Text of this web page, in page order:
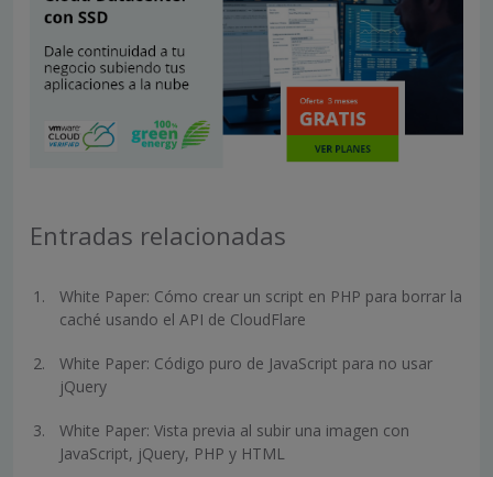
Entradas relacionadas
White Paper: Cómo crear un script en PHP para borrar la
caché usando el API de CloudFlare
White Paper: Código puro de JavaScript para no usar
jQuery
White Paper: Vista previa al subir una imagen con
JavaScript, jQuery, PHP y HTML